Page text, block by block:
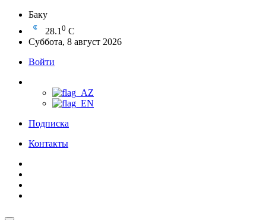
Баку
28.1 0 C
Суббота, 8 август 2026
Войти
Подписка
Контакты